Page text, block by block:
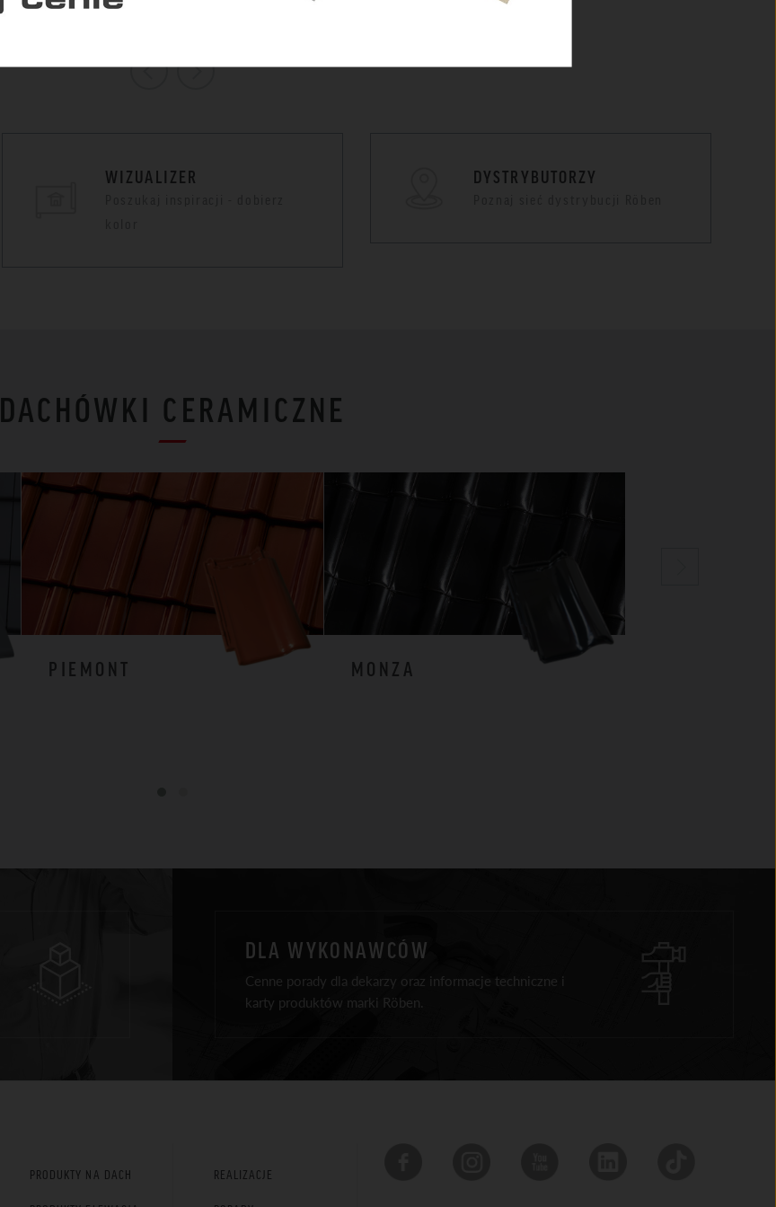
WIZUALIZER DYSTRYBUTORZY
DACHÓWKI CERAMICZNE
PIEMONT MONZA
DLA WYKONAWCÓW
Cenne porady dla dekarzy oraz informacje techniczne i
karty produktów marki Röben.
PRODUKTY NA DACH REALIZACJE
Zaakceptuj wszystkie